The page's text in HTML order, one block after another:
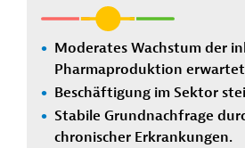
Moderates Wachstum der
Pharmaproduktion
Beschäftigung im Sektor
Stabile Grundnachfrage
chronischer Erkrankungen.